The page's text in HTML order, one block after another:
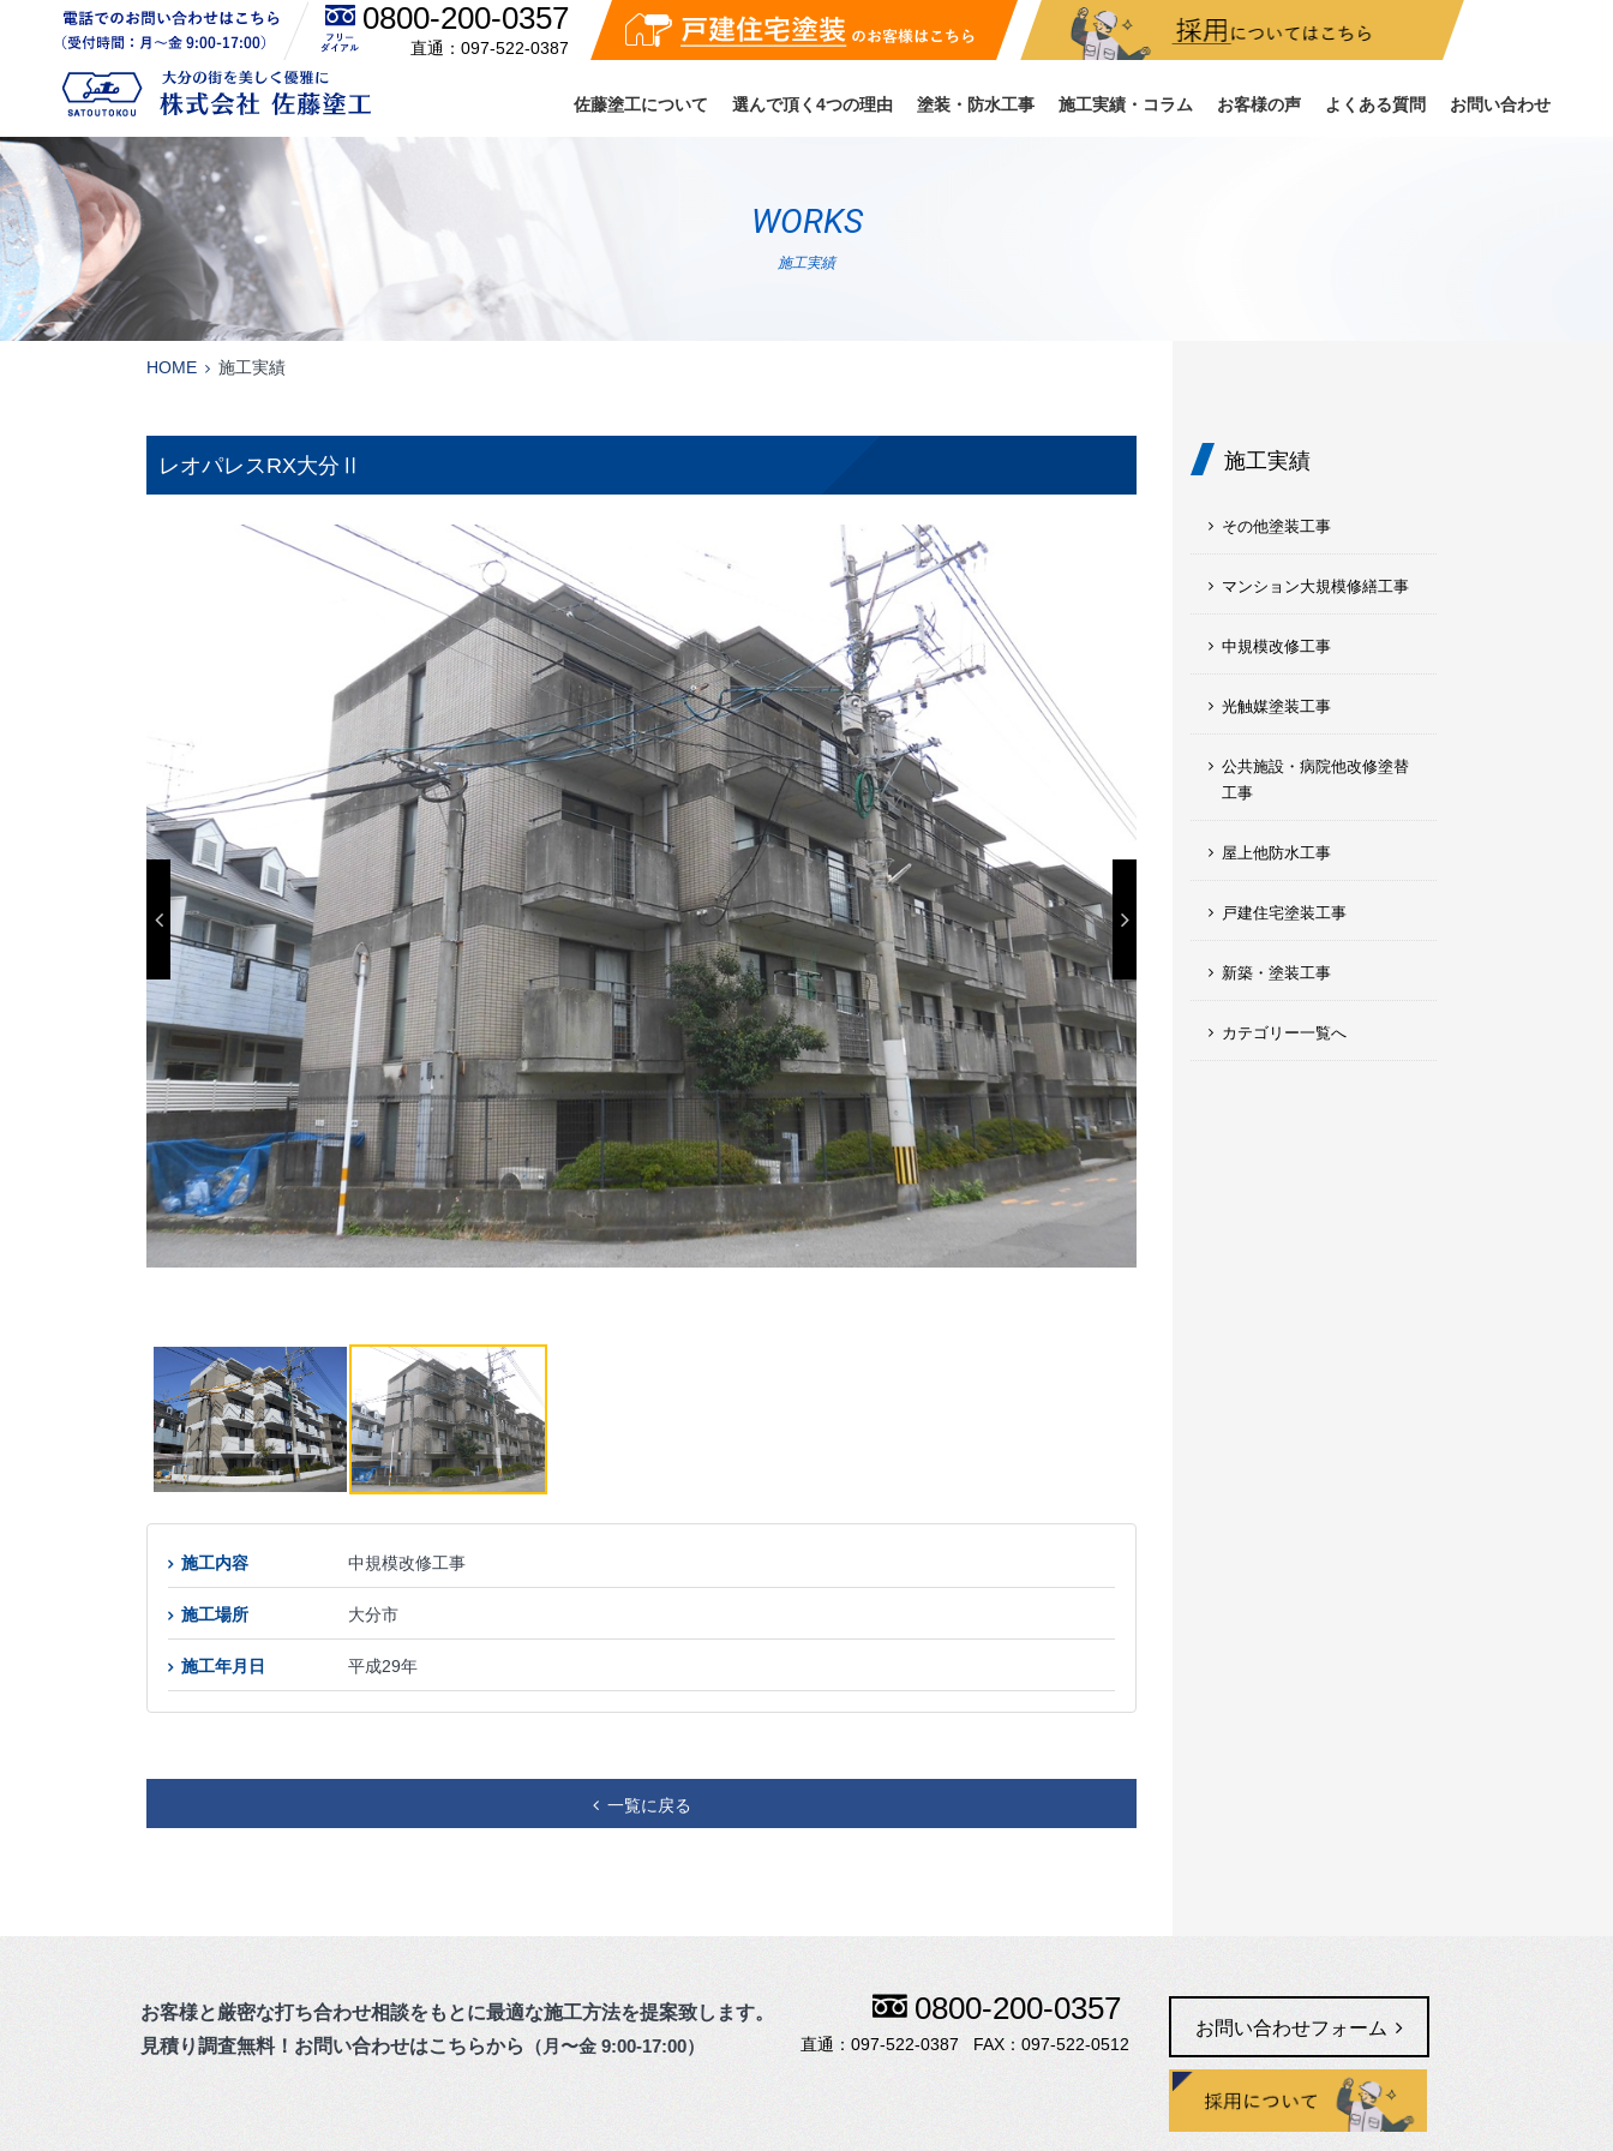
電話でのお問い合わせはこちら（受付時間：月〜金 8:00-17:00）
0800-200-0357
097-522-0387
戸建住宅塗装のお客様はこちら
佐藤塗工について 選んで頂く4つの理由 塗装・防水工事 施工実績・コラム お客様の声 よくある質問 お問い合わせ
WORKS
施工実績
HOME 施工実績
レオパレスRX大分Ⅱ
施工内容 中規模改修工事
施工場所 大分市
施工年月日 平成29年
一覧に戻る
施工実績
その他塗装工事
マンション大規模修繕工事
中規模改修工事
光触媒塗装工事
公共施設・病院他改修塗替
工事
屋上他防水工事
戸建住宅塗装工事
新築・塗装工事
カテゴリー一覧へ
お客様と厳密な打ち合わせ相談をもとに最適な施工方法を提案致します。
見積り調査無料！お問い合わせはこちらから
（月〜金 9:00-17:00）
0800-200-0357
097-522-0387 097-522-0512
お問い合わせフォーム